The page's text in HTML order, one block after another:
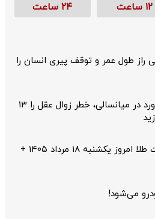
۱۲ ساعت ۲۴ ساعت
بلژیکی راز طول عمر و توقف پیری انسان را
با رعایت این سه مورد در میانسالی، خطر زوال عقل را ۱۳
قیمت سکه و قیمت طلا امروز یکشنبه ۱۸ مرداد ۱۴۰۵ +
می‌شود!